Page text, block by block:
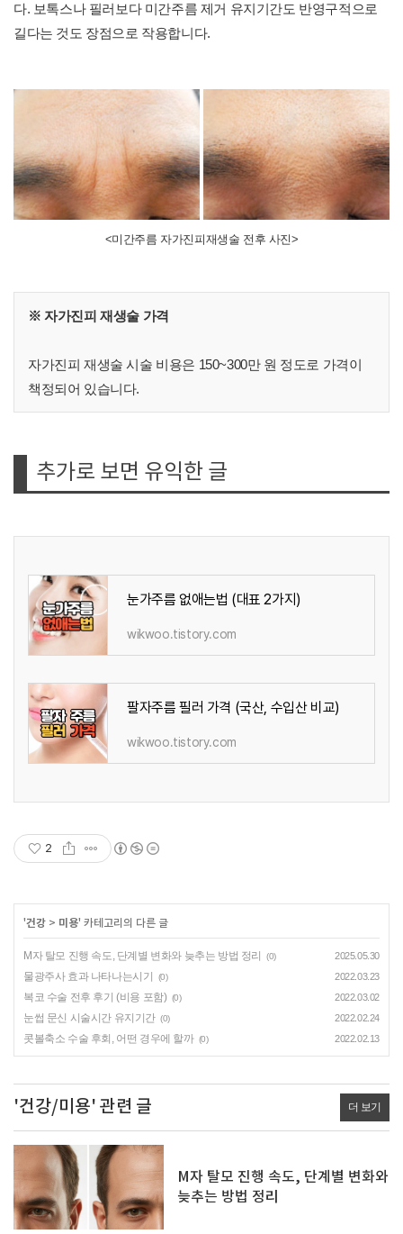
다. 보톡스나 필러보다 미간주름 제거 유지기간도 반영구적으로
길다는 것도 장점으로 작용합니다.
<미간주름 자가진피재생술 전후 사진>
※ 자가진피 재생술 가격
자가진피 재생술 시술 비용은 150~300만 원 정도로 가격이
책정되어 있습니다.
추가로 보면 유익한 글
눈가주름 없애는법 (대표 2가지)
wikwoo.tistory.com
팔자주름 필러 가격 (국산, 수입산 비교)
wikwoo.tistory.com
2
'건강 > 미용' 카테고리의 다른 글
M자 탈모 진행 속도, 단계별 변화와 늦추는 방법 정리 (0) 2025.05.30
물광주사 효과 나타나는시기 (0) 2022.03.23
복코 수술 전후 후기 (비용 포함) (0) 2022.03.02
눈썹 문신 시술시간 유지기간 (0) 2022.02.24
콧볼축소 수술 후회, 어떤 경우에 할까 (0) 2022.02.13
'건강/미용' 관련 글 더 보기
M자 탈모 진행 속도, 단계별 변화와
늦추는 방법 정리